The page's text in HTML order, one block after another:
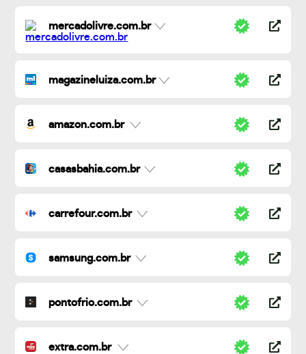
mercadolivre.com.br
magazineluiza.com.br
amazon.com.br
casasbahia.com.br
carrefour.com.br
samsung.com.br
pontofrio.com.br
extra.com.br